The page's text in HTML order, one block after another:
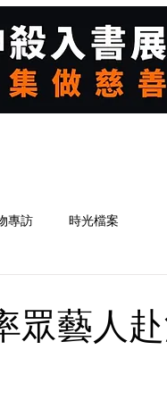
專訪 時光檔案
眾藝人